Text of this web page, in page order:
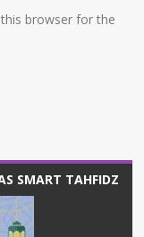
browser for the
SMART TAHFIDZ